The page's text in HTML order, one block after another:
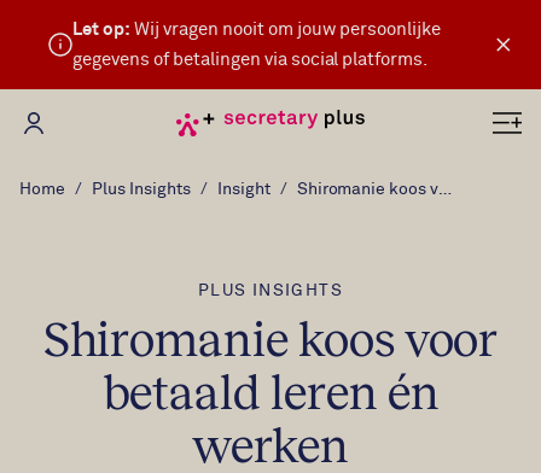
×
Let op: Wij vragen nooit om jouw persoonlijke
gegevens of betalingen via social platforms.
Mijn Secretary Plus
Home Plus Insights Insight Shiromanie koos voor betaald leren én werken
PLUS INSIGHTS
Shiromanie koos voor
betaald leren én
werken